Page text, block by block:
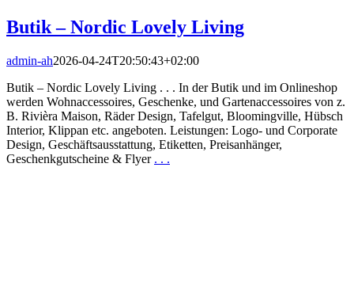
Butik – Nordic Lovely Living
admin-ah2026-04-24T20:50:43+02:00
Butik – Nordic Lovely Living . . . In der Butik und im Onlineshop
werden Wohnaccessoires, Geschenke, und Gartenaccessoires von z.
B. Rivièra Maison, Räder Design, Tafelgut, Bloomingville, Hübsch
Interior, Klippan etc. angeboten. Leistungen: Logo- und Corporate
Design, Geschäftsausstattung, Etiketten, Preisanhänger,
Geschenkgutscheine & Flyer . . .